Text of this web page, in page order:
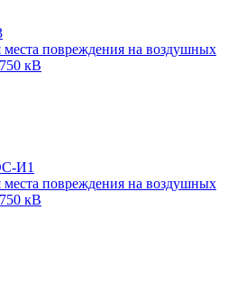
повреждения на воздушных
кВ
И1
повреждения на воздушных
кВ